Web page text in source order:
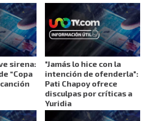
sirena:
“Copa
"Jamás lo hice con la
intención de ofenderla":
Pati Chapoy ofrece
disculpas por críticas a
Yuridia